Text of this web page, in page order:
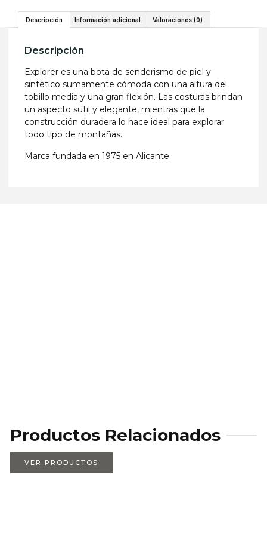
Descripción Información adicional Valoraciones (0)
Descripción
Explorer es una bota de senderismo de piel y
sintético sumamente cómoda con una altura del
tobillo media y una gran flexión. Las costuras brindan
un aspecto sutil y elegante, mientras que la
construcción duradera lo hace ideal para explorar
todo tipo de montañas.
Marca fundada en 1975 en Alicante.
Productos Relacionados
VER PRODUCTOS